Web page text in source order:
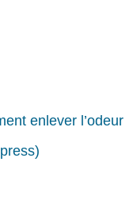
enlever l’odeur